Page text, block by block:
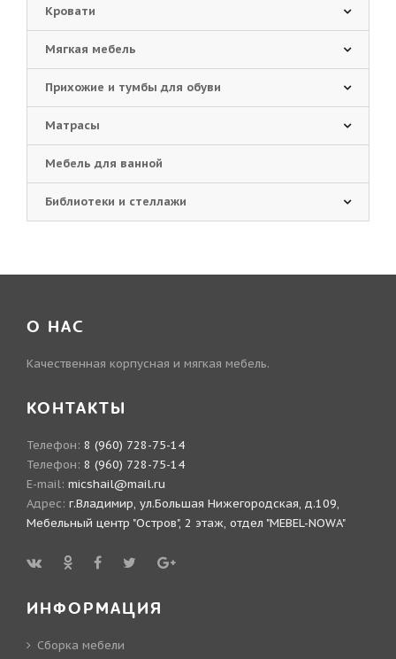
Кровати
Мягкая мебель
Прихожие и тумбы для обуви
Матрасы
Мебель для ванной
Библиотеки и стеллажи
О НАС
Качественная корпусная и мягкая мебель.
КОНТАКТЫ
Телефон: 8 (960) 728-75-14
Телефон: 8 (960) 728-75-14
E-mail: micshail@mail.ru
Адрес: г.Владимир, ул.Большая Нижегородская, д.109,
Мебельный центр "Остров", 2 этаж, отдел "MEBEL-NOWA"
ИНФОРМАЦИЯ
Сборка мебели